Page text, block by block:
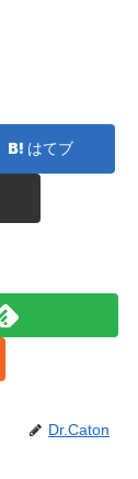
はてブ
Dr.Caton